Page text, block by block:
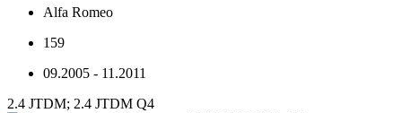
Alfa Romeo
159
09.2005 - 11.2011
2.4 JTDM; 2.4 JTDM Q4